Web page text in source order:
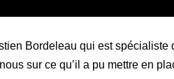
Bordeleau qui est spécialiste
sur ce qu’il a pu mettre en